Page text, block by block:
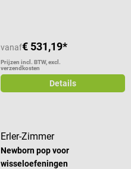
vanaf€ 531,19*
Prijzen incl. BTW, excl.
verzendkosten
Details
Erler-Zimmer
Newborn pop voor
wisseloefeningen